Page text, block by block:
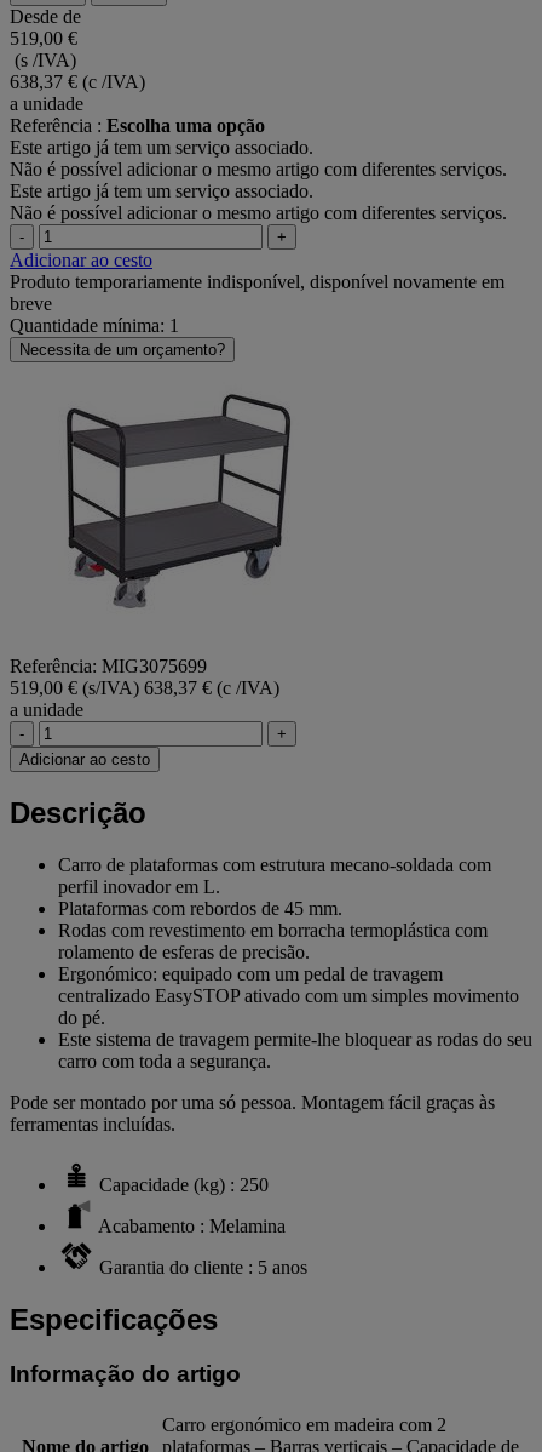
Desde de
519,00 €
(s /IVA)
638,37 € (c /IVA)
a unidade
Referência : Escolha uma opção
Este artigo já tem um serviço associado.
Não é possível adicionar o mesmo artigo com diferentes serviços.
Este artigo já tem um serviço associado.
Não é possível adicionar o mesmo artigo com diferentes serviços.
- +
Adicionar ao cesto
Produto temporariamente indisponível, disponível novamente em
breve
Quantidade mínima: 1
Necessita de um orçamento?
Referência: MIG3075699
519,00 € (s/IVA) 638,37 € (c /IVA)
a unidade
-
+
Adicionar ao cesto
Descrição
Carro de plataformas com estrutura mecano-soldada com
perfil inovador em L.
Plataformas com rebordos de 45 mm.
Rodas com revestimento em borracha termoplástica com
rolamento de esferas de precisão.
Ergonómico: equipado com um pedal de travagem
centralizado EasySTOP ativado com um simples movimento
do pé.
Este sistema de travagem permite-lhe bloquear as rodas do seu
carro com toda a segurança.
Pode ser montado por uma só pessoa. Montagem fácil graças às
ferramentas incluídas.
Capacidade (kg) : 250
Acabamento : Melamina
Garantia do cliente : 5 anos
Especificações
Informação do artigo
Nome do artigo
Carro ergonómico em madeira com 2
plataformas – Barras verticais – Capacidade de